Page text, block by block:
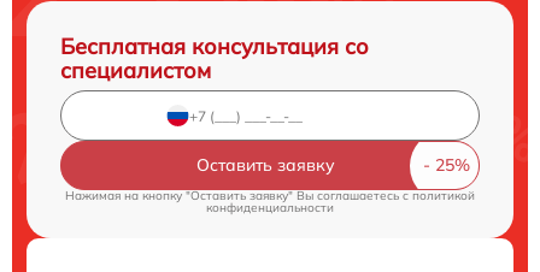
Бесплатная консультация со
специалистом
Оставить заявку
Нажимая на кнопку "Оставить заявку" Вы соглашаетесь cполитикой
конфиденциальности